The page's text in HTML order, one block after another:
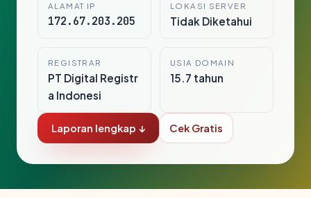
ALAMAT IP
172.67.203.205
LOKASI SERVER
Tidak Diketahui
REGISTRAR
PT Digital Registr
a Indonesi
USIA DOMAIN
15.7 tahun
Laporan lengkap ↓ Cek Gratis